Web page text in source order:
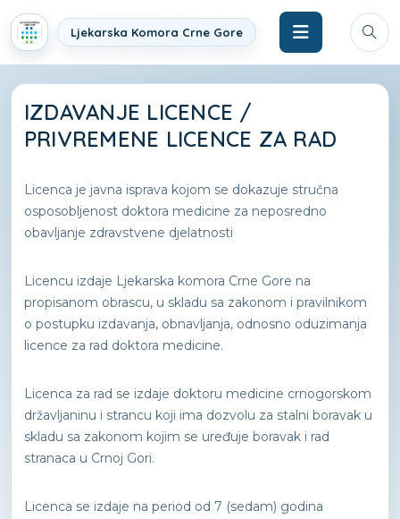
Ljekarska Komora Crne Gore
IZDAVANJE LICENCE /
PRIVREMENE LICENCE ZA RAD
Licenca je javna isprava kojom se dokazuje stručna
osposobljenost doktora medicine za neposredno
obavljanje zdravstvene djelatnosti
Licencu izdaje Ljekarska komora Crne Gore na
propisanom obrascu, u skladu sa zakonom i pravilnikom
o postupku izdavanja, obnavljanja, odnosno oduzimanja
licence za rad doktora medicine.
Licenca za rad se izdaje doktoru medicine crnogorskom
državljaninu i strancu koji ima dozvolu za stalni boravak u
skladu sa zakonom kojim se uređuje boravak i rad
stranaca u Crnoj Gori.
Licenca se izdaje na period od 7 (sedam) godina